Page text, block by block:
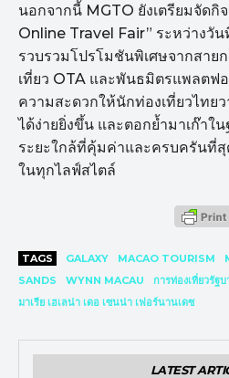
นอกจากนี้ MGTO ยังเตรียมจัด
Online Travel Fair” ระหว่างวัน
รวบรวมโปรโมชันพิเศษจากสาย
เที่ยว OTA และพันธมิตรแพลตฟ
ความสะดวกให้นักท่องเที่ยวไทย
ได้ง่ายยิ่งขึ้น และตอกย้ำมาเก๊าใ
ระยะใกล้ที่คุ้มค่าและครบครันที่
ในทุกไลฟ์สไตล์
TAGS GALAXY MACAO TOURISM
SANDS
WYNN MACAU
การท่องเที่ยวรัฐบ
มาเรีย เฮเลน่า เดอ เซนน่า เฟอร์นานเดซ
LATEST